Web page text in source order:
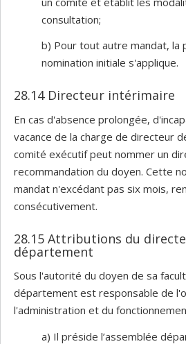
consultation;
b) Pour tout autre mandat, la
nomination initiale s'applique.
28.14 Directeur intérimaire
En cas d'absence prolongée,
vacance de la charge de directeur
comité exécutif peut nommer un
recommandation du doyen. Cette
mandat n'excédant pas six mois,
consécutivement.
28.15 Attributions du
département
Sous l'autorité du doyen de sa
département est responsable de
l'administration et du
a) Il préside l’assemblée